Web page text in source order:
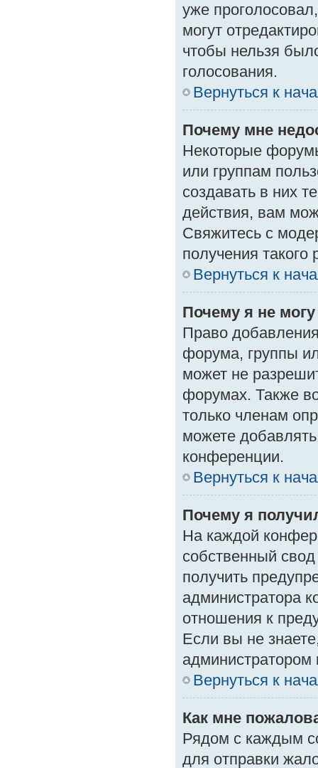
уже
могут
чтобы нельзя
голосования.
Вернуться к
Почему мне
Некоторые
или группам
создавать в них
действия, вам
Свяжитесь с
получения такого
Вернуться к
Почему я не
Право
форума, группы
может не
форумах. Также
только членам
можете
конференции.
Вернуться к
Почему я
На каждой
собственный
получить
администратора
отношения к
Если вы не
Вернуться к
Как мне
Рядом с каждым
для отправки